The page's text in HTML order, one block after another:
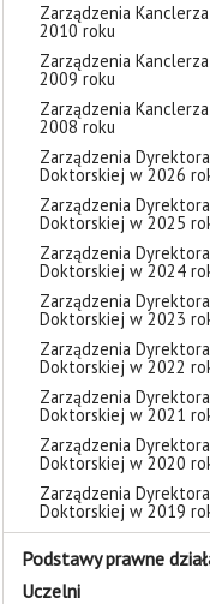
Zarządzenia
2010 roku
Zarządzenia
2009 roku
Zarządzenia
2008 roku
Zarządzenia Dyrektora
Doktorskiej w 2026
Zarządzenia Dyrektora
Doktorskiej w 2025
Zarządzenia Dyrektora
Doktorskiej w 2024
Zarządzenia Dyrektora
Doktorskiej w 2023
Zarządzenia Dyrektora
Doktorskiej w 2022
Zarządzenia Dyrektora
Doktorskiej w 2021
Zarządzenia Dyrektora
Doktorskiej w 2020
Zarządzenia Dyrektora
Doktorskiej w 2019
Podstawy prawne
Uczelni